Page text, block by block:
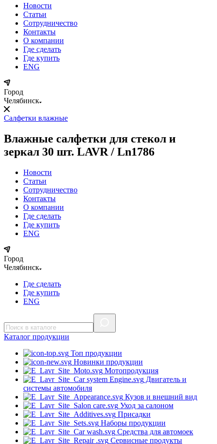
Новости
Статьи
Сотрудничество
Контакты
О компании
Где сделать
Где купить
ENG
Город
Челябинск
Салфетки влажные
Влажные салфетки для стекол и
зеркал 30 шт. LAVR / Ln1786
Новости
Статьи
Сотрудничество
Контакты
О компании
Где сделать
Где купить
ENG
Город
Челябинск
Где сделать
Где купить
ENG
Каталог продукции
Топ продукции
Новинки продукции
Мотопродукция
Двигатель и
системы автомобиля
Кузов и внешний вид
Уход за салоном
Присадки
Наборы продукции
Средства для автомоек
Сервисные продукты